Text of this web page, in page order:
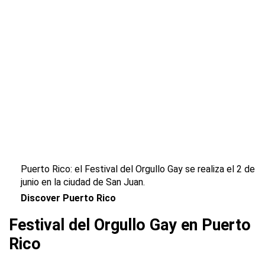
Puerto Rico: el Festival del Orgullo Gay se realiza el 2 de
junio en la ciudad de San Juan.
Discover Puerto Rico
Festival del Orgullo Gay en Puerto
Rico